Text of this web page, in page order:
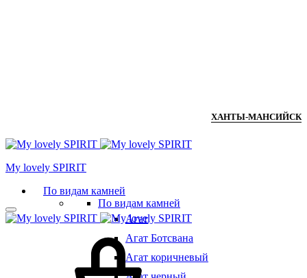
ХАНТЫ-МАНСИЙСК
Мy lovely SPIRIT
По видам камней
По видам камней
Агат
Агат Ботсвана
Агат коричневый